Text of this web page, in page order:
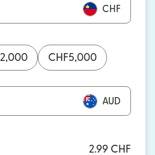
CHF
2,000 CHF5,000
AUD
2.99 CHF